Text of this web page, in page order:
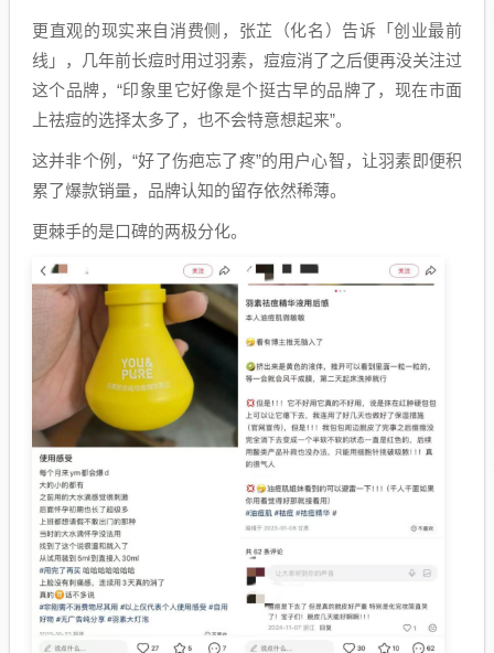
更直观的现实来自消费侧，张芷（化名）告诉「创业最前
线」，几年前长痘时用过羽素，痘痘消了之后便再没关注过
这个品牌，“印象里它好像是个挺古早的品牌了，现在市面
上祛痘的选择太多了，也不会特意想起来”。
这并非个例，“好了伤疤忘了疼”的用户心智，让羽素即便积
累了爆款销量，品牌认知的留存依然稀薄。
更棘手的是口碑的两极分化。